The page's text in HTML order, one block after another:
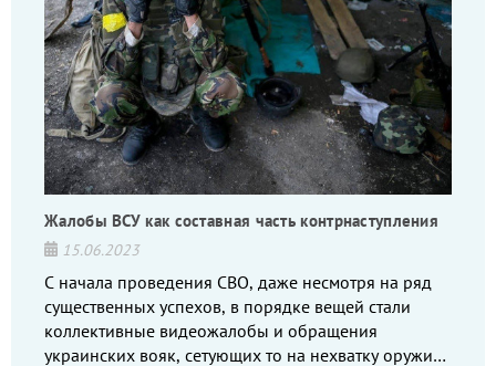
Жалобы ВСУ как составная часть контрнаступления
15.06.2023
С начала проведения СВО, даже несмотря на ряд
существенных успехов, в порядке вещей стали
коллективные видеожалобы и обращения
украинских вояк, сетующих то на нехватку оружия,